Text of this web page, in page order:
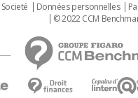
Societé Données personnelles
© 2022 CCM